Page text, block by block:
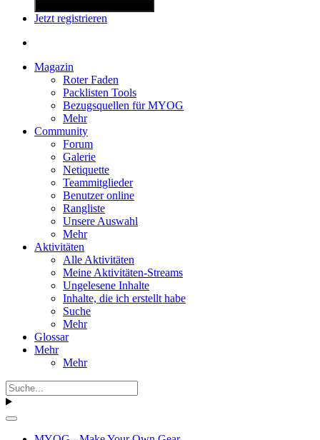
Jetzt registrieren
Magazin
Roter Faden
Packlisten Tools
Bezugsquellen für MYOG
Mehr
Community
Forum
Galerie
Netiquette
Teammitglieder
Benutzer online
Rangliste
Unsere Auswahl
Mehr
Aktivitäten
Alle Aktivitäten
Meine Aktivitäten-Streams
Ungelesene Inhalte
Inhalte, die ich erstellt habe
Suche
Mehr
Glossar
Mehr
Mehr